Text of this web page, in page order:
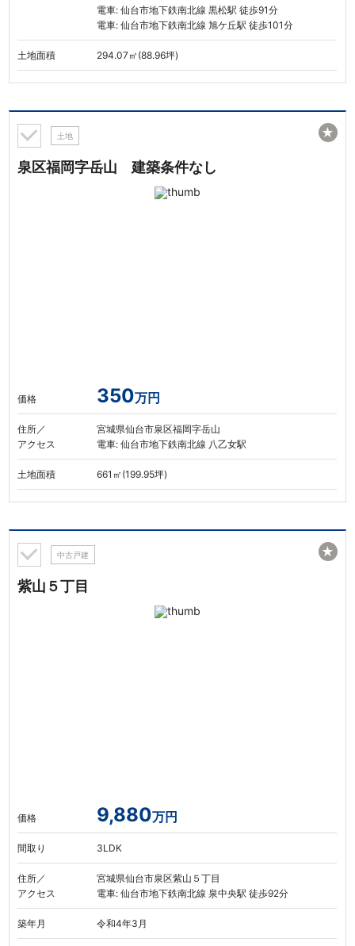
電車: 仙台市地下鉄南北線 黒松駅 徒歩91分
電車: 仙台市地下鉄南北線 旭ケ丘駅 徒歩101分
土地面積 294.07㎡(88.96坪)
土地
泉区福岡字岳山 建築条件なし
価格 350万円
住所／
アクセス
宮城県仙台市泉区福岡字岳山
電車: 仙台市地下鉄南北線 八乙女駅
土地面積 661㎡(199.95坪)
★
中古戸建
紫山５丁目
価格 9,880万円
間取り 3LDK
住所／
アクセス
宮城県仙台市泉区紫山５丁目
電車: 仙台市地下鉄南北線 泉中央駅 徒歩92分
築年月 令和4年3月
★